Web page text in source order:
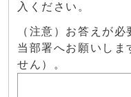
入ください。
（注意）お答えが
当部署へお願いしま
せん）。